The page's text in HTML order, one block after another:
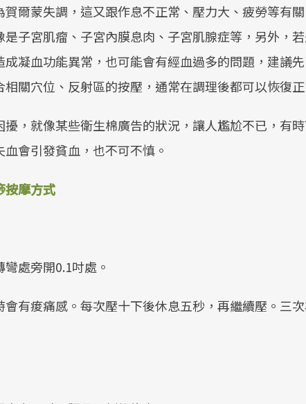
爾蒙失調，這又跟作息不正常、壓力大、疲勞等有
子宮肌瘤、子宮內膜息肉、子宮肌腺症等，另外，
凝血功能異常，也可能會有經血過多的問題，建議
關穴位、反射區的按壓，通常在調理後都可以恢復正
，就像某些衛生棉廣告的狀況，讓人尷尬不已，有
會引發貧血，也不可不慎。
摩方式
處旁開0.1吋處。
有痠痛感。每次壓十下後休息五秒，再繼續壓。三